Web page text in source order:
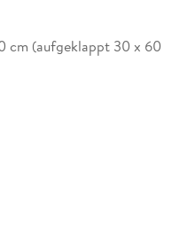
cm (aufgeklappt 30 x 60
Ferientermine für
ergänzt jede